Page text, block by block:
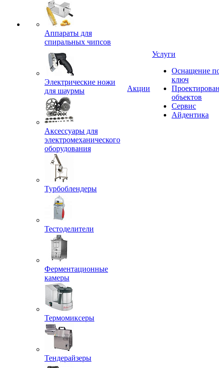
Аппараты для
спиральных чипсов
Электрические ножи
для шаурмы
Аксессуары для
электромеханического
оборудования
Турбоблендеры
Тестоделители
Ферментационные
камеры
Термомиксеры
Тендерайзеры
Акции
Услуги
Оснащение
ключ
объектов
Сервис
Айдентика